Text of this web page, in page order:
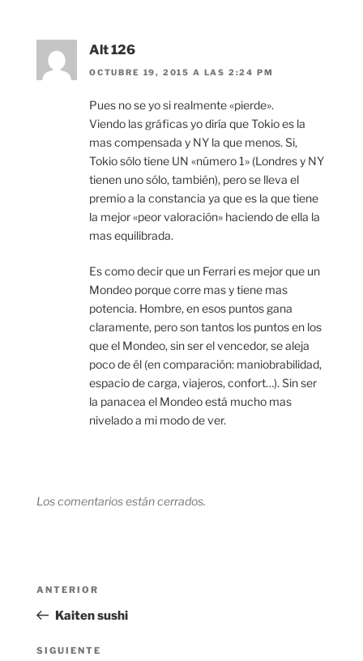
Alt 126
OCTUBRE 19, 2015 A LAS 2:24 PM
Pues no se yo si realmente «pierde».
Viendo las gráficas yo diría que Tokio es la
mas compensada y NY la que menos. Si,
Tokio sólo tiene UN «número 1» (Londres y NY
tienen uno sólo, también), pero se lleva el
premio a la constancia ya que es la que tiene
la mejor «peor valoración» haciendo de ella la
mas equilibrada.
Es como decir que un Ferrari es mejor que un
Mondeo porque corre mas y tiene mas
potencia. Hombre, en esos puntos gana
claramente, pero son tantos los puntos en los
que el Mondeo, sin ser el vencedor, se aleja
poco de él (en comparación: maniobrabilidad,
espacio de carga, viajeros, confort…). Sin ser
la panacea el Mondeo está mucho mas
nivelado a mi modo de ver.
Los comentarios están cerrados.
entradas
Entrada
anterior:
ANTERIOR
Kaiten sushi
Siguiente
SIGUIENTE